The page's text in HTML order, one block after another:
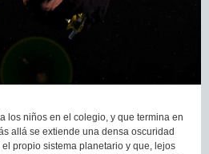
los niños en el colegio, y que termina en
allá se extiende una densa oscuridad
propio sistema planetario y que, lejos